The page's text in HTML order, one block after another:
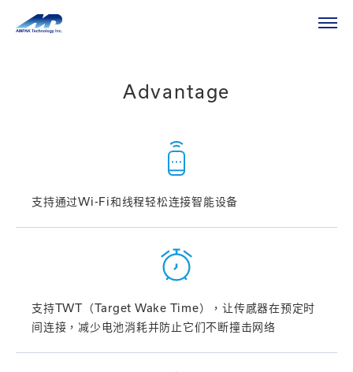
HOME
Advantage
支持通过Wi-Fi和线程轻松连接智能设备
支持TWT （Target Wake Time），让传感器在预定时
间连接，减少电池消耗并防止它们不断撞击网络